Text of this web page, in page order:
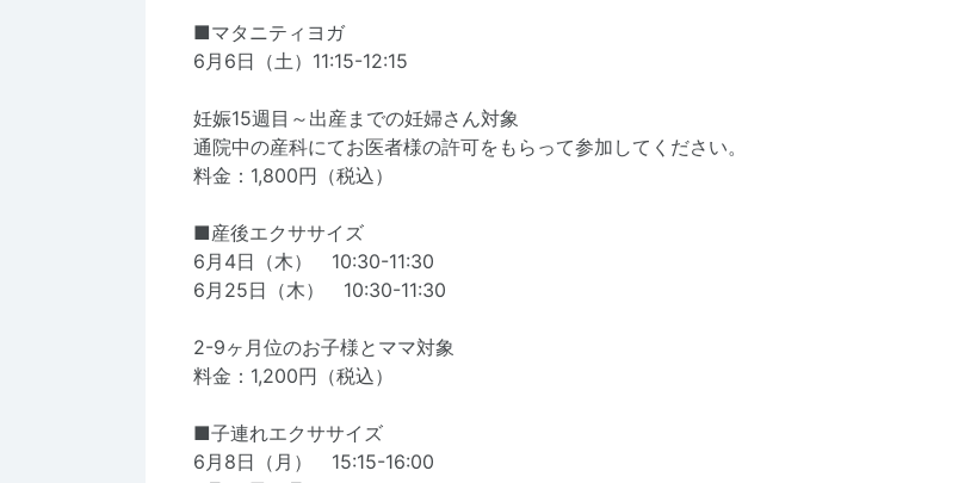
■マタニティヨガ
6月6日（土）11:15-12:15
妊娠15週目～出産までの妊婦さん対象
通院中の産科にてお医者様の許可をもらって参加してください。
料金：1,800円（税込）
■産後エクササイズ
6月4日（木） 10:30-11:30
6月25日（木） 10:30-11:30
2-9ヶ月位のお子様とママ対象
料金：1,200円（税込）
■子連れエクササイズ
6月8日（月） 15:15-16:00